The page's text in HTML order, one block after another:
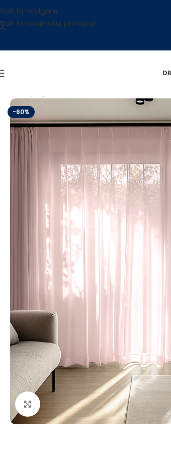
Salt la navigare
Salt la conținutul principal
-60%
Fă clic pentru a mări